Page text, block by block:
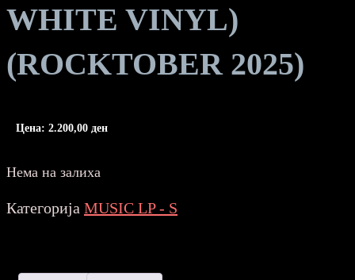
WHITE VINYL)
(ROCKTOBER 2025)
Цена: 2.200,00 ден
Нема на залиха
Категорија MUSIC LP - S